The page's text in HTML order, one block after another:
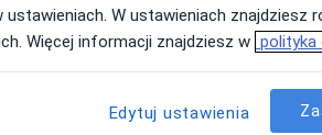
Jutro
11 Sie
Śr,
12 Sie
Czw,
13 Sie
Umawianie online nie jest dostępne
W ustawieniach znajdziesz
Więcej informacji znajdziesz w polityka
Edytuj ustawienia